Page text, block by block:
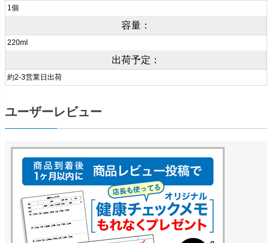
1個
容量：
220ml
出荷予定：
約2-3営業日出荷
ユーザーレビュー